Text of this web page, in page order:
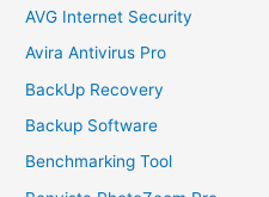
AVG Internet Security
Avira Antivirus Pro
BackUp Recovery
Backup Software
Benchmarking Tool